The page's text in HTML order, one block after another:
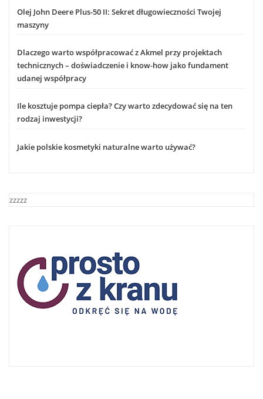
Olej John Deere Plus-50 II: Sekret długowieczności Twojej
maszyny
Dlaczego warto współpracować z Akmel przy projektach
technicznych – doświadczenie i know-how jako fundament
udanej współpracy
Ile kosztuje pompa ciepła? Czy warto zdecydować się na ten
rodzaj inwestycji?
Jakie polskie kosmetyki naturalne warto używać?
zzzzz